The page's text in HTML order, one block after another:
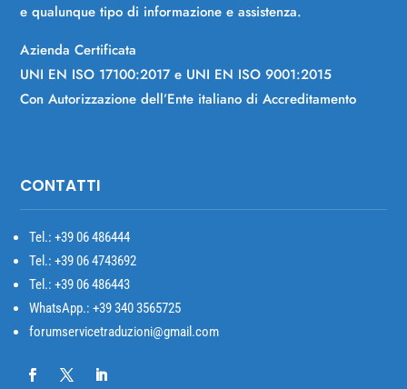
e qualunque tipo di informazione e assistenza.
Azienda Certificata
UNI EN ISO 17100:2017 e UNI EN ISO 9001:2015
Con Autorizzazione dell’Ente italiano di Accreditamento
CONTATTI
Tel.: +3906 486444
Tel.: +39 06 4743692
Tel.: +39 06 486443
WhatsApp.: +39 340 3565725
forumservicetraduzioni@gmail.com